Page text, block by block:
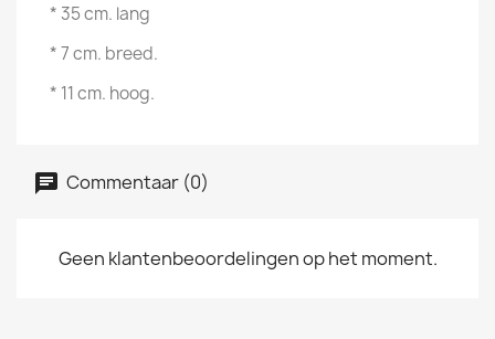
* 35 cm. lang
* 7 cm. breed.
* 11 cm. hoog.
Commentaar (0)
Geen klantenbeoordelingen op het moment.